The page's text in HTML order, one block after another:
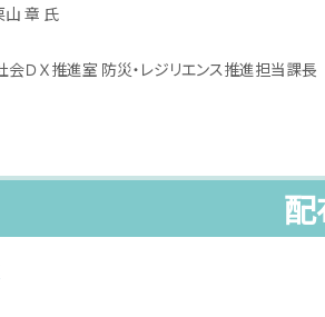
章 氏
推進室 防災・レジリエンス推進担当課